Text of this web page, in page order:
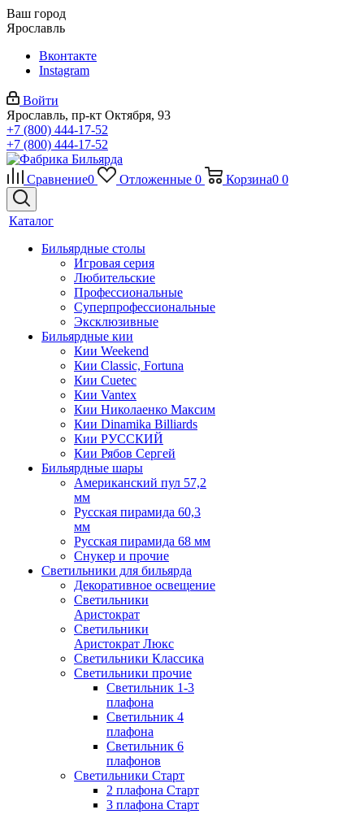
Ваш город
Ярославль
Вконтакте
Instagram
Войти
Ярославль, пр-кт Октября, 93
+7 (800) 444-17-52
+7 (800) 444-17-52
Сравнение0 Отложенные 0 Корзина0 0
Каталог
Бильярдные столы
Игровая серия
Любительские
Профессиональные
Суперпрофессиональные
Эксклюзивные
Бильярдные кии
Кии Weekend
Кии Classic, Fortuna
Кии Cuetec
Кии Vantex
Кии Николаенко Максим
Кии Dinamika Billiards
Кии РУССКИЙ
Кии Рябов Сергей
Бильярдные шары
Американский пул 57,2
мм
Русская пирамида 60,3
мм
Русская пирамида 68 мм
Снукер и прочие
Светильники для бильярда
Декоративное освещение
Светильники
Аристократ
Светильники
Аристократ Люкс
Светильники Классика
Светильники прочие
Светильник 1-3
плафона
Светильник 4
плафона
Светильник 6
плафонов
Светильники Старт
2 плафона Старт
3 плафона Старт